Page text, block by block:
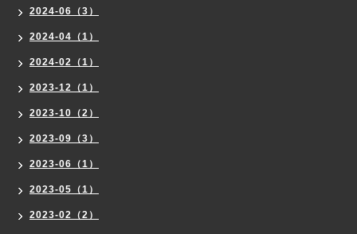
2024-06（3）
2024-04（1）
2024-02（1）
2023-12（1）
2023-10（2）
2023-09（3）
2023-06（1）
2023-05（1）
2023-02（2）